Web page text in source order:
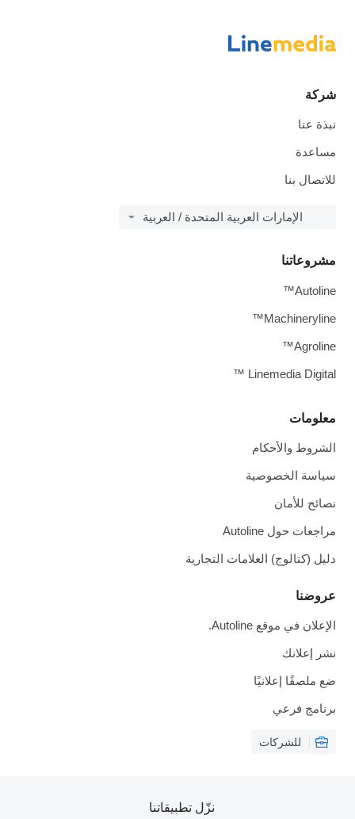
شركة
نبذة عنا
مساعدة
للاتصال بنا
الإمارات العربية المتحدة / العربية
معلومات
الشروط والأحكام
سياسة الخصوصية
نصائح للأمان
مراجعات حول Autoline
دليل (كتالوج) العلامات التجارية
عروضنا
الإعلان في موقع Autoline.
نشر إعلانك
ضع ملصقًا إعلانيًا
برنامج فرعي
للشركات
مشروعاتنا
Autoline™
Machineryline™
Agroline™
Linemedia Digital ™
نزّل تطبيقاتنا